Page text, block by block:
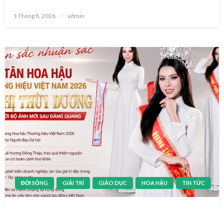
Posted
1 Tháng 8, 2026 admin
ĐỜI SỐNG GIẢI TRÍ GIÁO DỤC HOA HẬU TIN TỨC